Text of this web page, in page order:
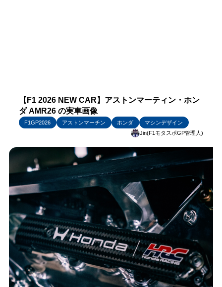
【F1 2026 NEW CAR】アストンマーティン・ホン
ダ AMR26 の実車画像
F1GP2026 アストンマーチン ホンダ
マシンデザイン
Jin(F1モタスポGP管理人)